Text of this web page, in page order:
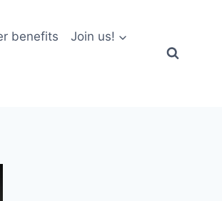
benefits Join us!